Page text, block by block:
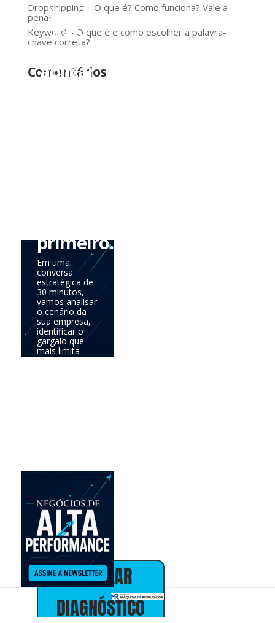
Dropshipping – O que é? Como funciona? Vale a
pena?
Keyword – O que é e como escolher a palavra-
chave correta?
Comentários
Você
não
precisa
aplicar
primeiro.
Em uma
conversa
estratégica de
30 minutos,
vamos analisar
o cenário da
sua empresa,
identificar o
gargalo que
mais limita
seus
Alex Almeida
Presidente
30+ anos em
marketing,
vendas e
estratégia de
negócios
AGENDAR
DIAGNÓSTICO